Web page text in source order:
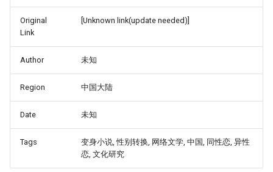
Original
Link
[Unknown link(update needed)]
Author 未知
Region 中国大陆
Date 未知
Tags
变身小说, 性别转换, 网络文学, 中国, 同性恋, 异性
恋, 文化研究